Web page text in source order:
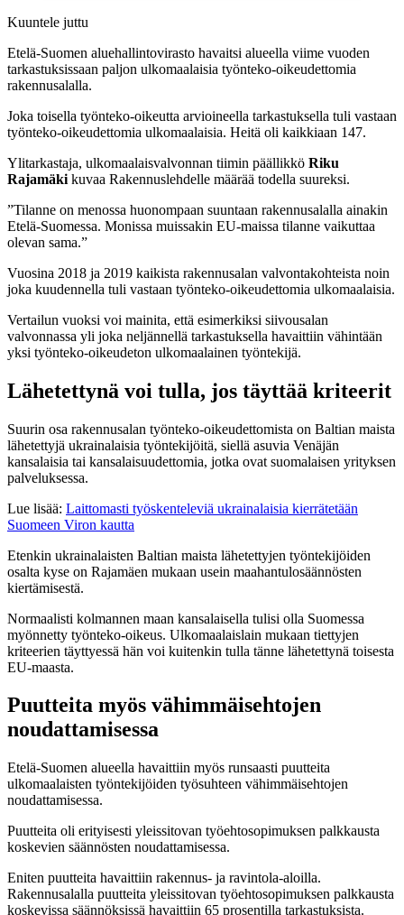
Kuuntele juttu
Etelä-Suomen aluehallintovirasto havaitsi alueella viime vuoden
tarkastuksissaan paljon ulkomaalaisia työnteko-oikeudettomia
rakennusalalla.
Joka toisella työnteko-oikeutta arvioineella tarkastuksella tuli vastaan
työnteko-oikeudettomia ulkomaalaisia. Heitä oli kaikkiaan 147.
Ylitarkastaja, ulkomaalaisvalvonnan tiimin päällikkö Riku
Rajamäki kuvaa Rakennuslehdelle määrää todella suureksi.
”Tilanne on menossa huonompaan suuntaan rakennusalalla ainakin
Etelä-Suomessa. Monissa muissakin EU-maissa tilanne vaikuttaa
olevan sama.”
Vuosina 2018 ja 2019 kaikista rakennusalan valvontakohteista noin
joka kuudennella tuli vastaan työnteko-oikeudettomia ulkomaalaisia.
Vertailun vuoksi voi mainita, että esimerkiksi siivousalan
valvonnassa yli joka neljännellä tarkastuksella havaittiin vähintään
yksi työnteko-oikeudeton ulkomaalainen työntekijä.
Lähetettynä voi tulla, jos täyttää kriteerit
Suurin osa rakennusalan työnteko-oikeudettomista on Baltian maista
lähetettyjä ukrainalaisia työntekijöitä, siellä asuvia Venäjän
kansalaisia tai kansalaisuudettomia, jotka ovat suomalaisen yrityksen
palveluksessa.
Lue lisää: Laittomasti työskenteleviä ukrainalaisia kierrätetään
Suomeen Viron kautta
Etenkin ukrainalaisten Baltian maista lähetettyjen työntekijöiden
osalta kyse on Rajamäen mukaan usein maahantulosäännösten
kiertämisestä.
Normaalisti kolmannen maan kansalaisella tulisi olla Suomessa
myönnetty työnteko-oikeus. Ulkomaalaislain mukaan tiettyjen
kriteerien täyttyessä hän voi kuitenkin tulla tänne lähetettynä toisesta
EU-maasta.
Puutteita myös vähimmäisehtojen
noudattamisessa
Etelä-Suomen alueella havaittiin myös runsaasti puutteita
ulkomaalaisten työntekijöiden työsuhteen vähimmäisehtojen
noudattamisessa.
Puutteita oli erityisesti yleissitovan työehtosopimuksen palkkausta
koskevien säännösten noudattamisessa.
Eniten puutteita havaittiin rakennus- ja ravintola-aloilla.
Rakennusalalla puutteita yleissitovan työehtosopimuksen palkkausta
koskevissa säännöksissä havaittiin 65 prosentilla tarkastuksista.